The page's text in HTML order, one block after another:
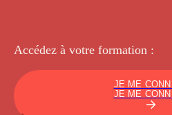
Accédez à votre formation :
JE ME
JE ME